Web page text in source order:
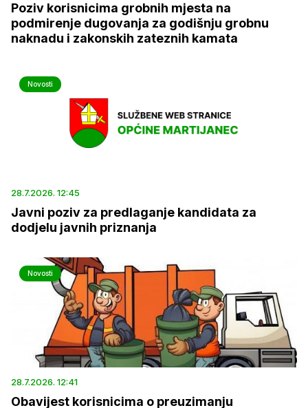
Poziv korisnicima grobnih mjesta na
podmirenje dugovanja za godišnju grobnu
naknadu i zakonskih zateznih kamata
Novosti
28.7.2026. 12:45
Javni poziv za predlaganje kandidata za
dodjelu javnih priznanja
Novosti
28.7.2026. 12:41
Obavijest korisnicima o preuzimanju